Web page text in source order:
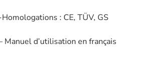
: CE, TÜV, GS
Manuel d’utilisation en français